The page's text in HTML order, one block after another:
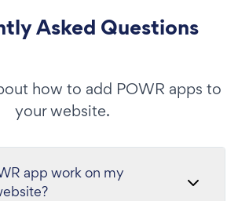
Asked Questions
how to add POWR apps to
your website.
app work on my